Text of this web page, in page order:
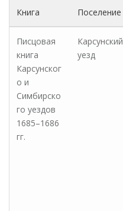
Книга Поселение
Писцовая
книга
Карсунског
о и
Симбирско
го уездов
1685–1686
гг.
Карсунский
уезд